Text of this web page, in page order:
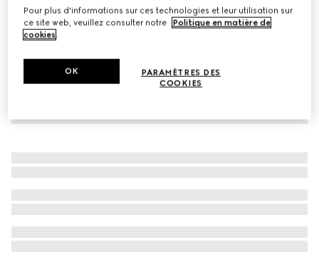
Pour plus d'informations sur ces technologies et leur utilisation sur
ce site web, veuillez consulter notre
Politique en matière de
cookies.
PARAMÈTRES DES
COOKIES
OK